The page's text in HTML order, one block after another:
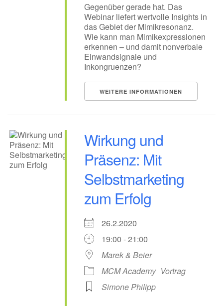
Gegenüber gerade hat. Das
Webinar liefert wertvolle Insights in
das Gebiet der Mimikresonanz.
Wie kann man Mimikexpressionen
erkennen – und damit nonverbale
Einwandsignale und
Inkongruenzen?
WEITERE INFORMATIONEN
Wirkung und
Präsenz: Mit
Selbstmarketing
zum Erfolg
26.2.2020
19:00 - 21:00
Marek & Beier
MCM Academy Vortrag
Simone Philipp